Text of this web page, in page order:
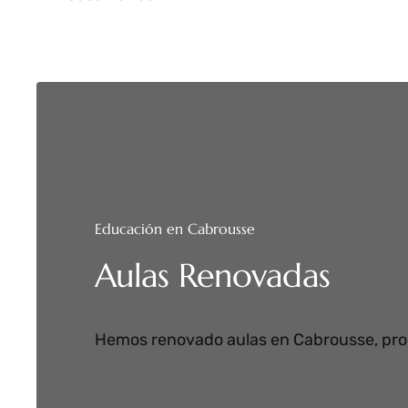
Educación en Cabrousse
Aulas Renovadas
Hemos renovado aulas en Cabrousse,